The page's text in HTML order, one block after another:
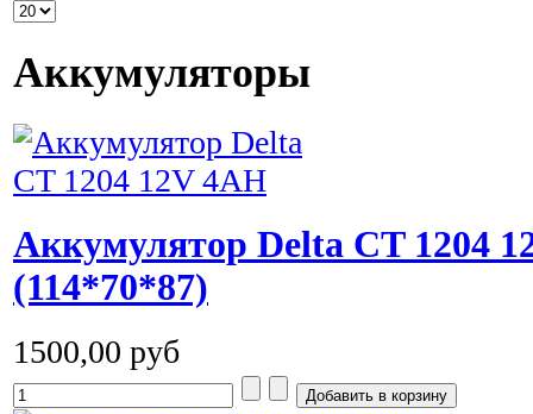
Аккумуляторы
Аккумулятор Delta CT 1204
(114*70*87)
1500,00 руб